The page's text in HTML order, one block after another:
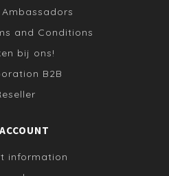
and Conditions
bij ons!
B2B
information